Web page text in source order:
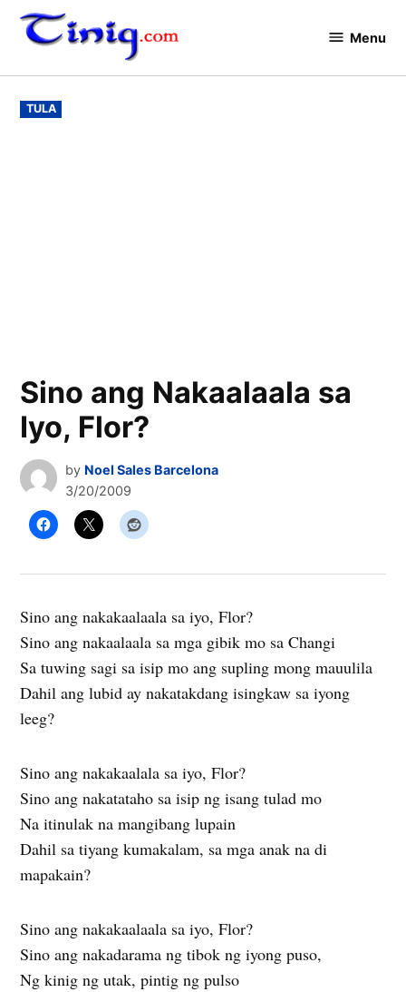
Skip
Menu
POSTED
IN
TULA
Sino ang Nakaalaala sa
Iyo, Flor?
by Noel Sales Barcelona
3/20/2009
Sino ang nakakaalaala sa iyo, Flor?
Sino ang nakaalaala sa mga gibik mo sa Changi
Sa tuwing sagi sa isip mo ang supling mong mauulila
Dahil ang lubid ay nakatakdang isingkaw sa iyong
leeg?
Sino ang nakakaalala sa iyo, Flor?
Sino ang nakatataho sa isip ng isang tulad mo
Na itinulak na mangibang lupain
Dahil sa tiyang kumakalam, sa mga anak na di
mapakain?
Sino ang nakakaalaala sa iyo, Flor?
Sino ang nakadarama ng tibok ng iyong puso,
Ng kinig ng utak, pintig ng pulso